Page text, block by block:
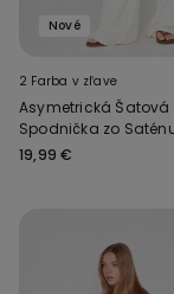
Nové
2 Farba v zľave
Asymetrická Šatová
Spodnička zo
Čipky
19,99 €